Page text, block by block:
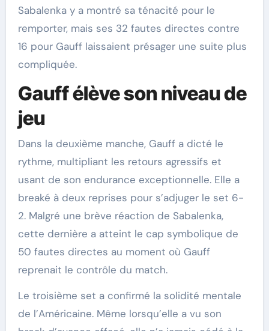
Sabalenka y a montré sa ténacité pour le
remporter, mais ses 32 fautes directes contre
16 pour Gauff laissaient présager une suite plus
compliquée.
Gauff élève son niveau de
jeu
Dans la deuxième manche, Gauff a dicté le
rythme, multipliant les retours agressifs et
usant de son endurance exceptionnelle. Elle a
breaké à deux reprises pour s’adjuger le set 6-
2. Malgré une brève réaction de Sabalenka,
cette dernière a atteint le cap symbolique de
50 fautes directes au moment où Gauff
reprenait le contrôle du match.
Le troisième set a confirmé la solidité mentale
de l’Américaine. Même lorsqu’elle a vu son